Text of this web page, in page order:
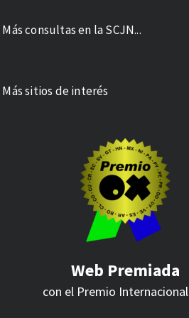
Más consultas en la SCJN...
Más sitios de interés
Web Premiada
con el Premio Internacional